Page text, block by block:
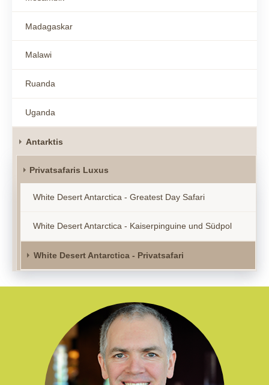
Madagaskar
Malawi
Ruanda
Uganda
Antarktis
Privatsafaris Luxus
White Desert Antarctica - Greatest Day Safari
White Desert Antarctica - Kaiserpinguine und Südpol
White Desert Antarctica - Privatsafari